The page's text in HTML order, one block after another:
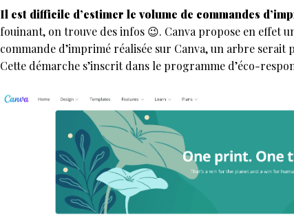
Il est difficile d’estimer le volume de commandes
fouinant, on trouve des infos 😉. Canva propose en effet
commande d’imprimé réalisée sur Canva, un arbre serait
Cette démarche s’inscrit dans le programme d’éco-